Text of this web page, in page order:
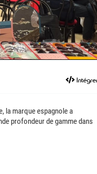
la marque espagnole a
profondeur de gamme dans